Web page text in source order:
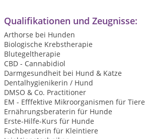
Qualifikationen und Zeugnisse:
Arthorse bei Hunden
Biologische Krebstherapie
Blutegeltherapie
CBD - Cannabidiol
Darmgesundheit bei Hund & Katze
Dentalhygienikerin / Hund
DMSO & Co. Practitioner
EM - Efffektive Mikroorganismen für Tiere
Ernährungsberaterin für Hunde
Erste-Hilfe-Kurs für Hunde
Fachberaterin für Kleintiere